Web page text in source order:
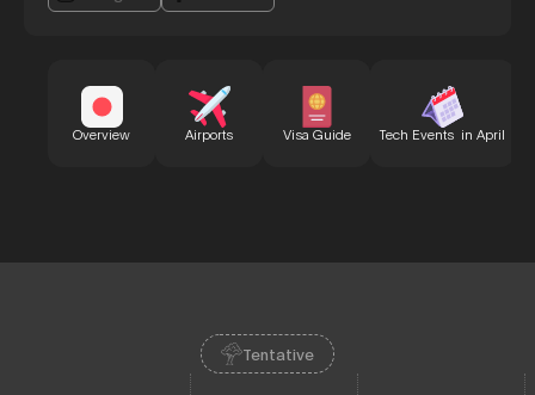
Overview Airports Visa Guide Tech Events in April
Tentative